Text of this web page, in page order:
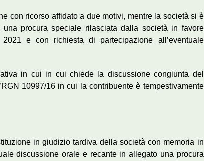
con ricorso affidato a due motivi, mentre la società si è
procura speciale rilasciata dalla società in favore
e con richiesta di partecipazione all’eventuale
in cui in cui chiede la discussione congiunta del
10997/16 in cui la contribuente è tempestivamente
in giudizio tardiva della società con memoria in
discussione orale e recante in allegato una procura